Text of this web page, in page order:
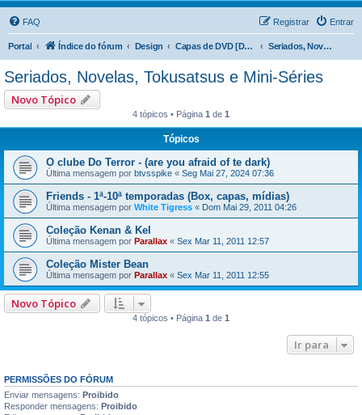
FAQ Entrar
Registrar
Portal Índice do fórum Design Capas de DVD [DVD Covers] Seriados, Novelas, Tokusatsus e Mini-Séries
Seriados, Novelas, Tokusatsus e Mini-Séries
Novo Tópico
4 tópicos • Página 1 de 1
Tópicos
O clube Do Terror - (are you afraid of te dark)
Última mensagem por btvsspike « Seg Mai 27, 2024 07:36
Friends - 1ª-10ª temporadas (Box, capas, mídias)
Última mensagem por White Tigress « Dom Mai 29, 2011 04:26
Coleção Kenan & Kel
Última mensagem por Parallax « Sex Mar 11, 2011 12:57
Coleção Mister Bean
Última mensagem por Parallax « Sex Mar 11, 2011 12:55
Novo Tópico
4 tópicos • Página 1 de 1
Ir para
PERMISSÕES DO FÓRUM
Enviar mensagens: Proibido
Responder mensagens: Proibido